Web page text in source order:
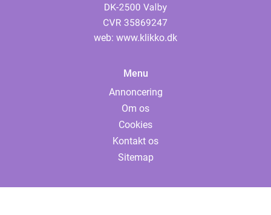
web: www.klikko.dk
Menu
Annoncering
Om os
Cookies
Kontakt os
Sitemap